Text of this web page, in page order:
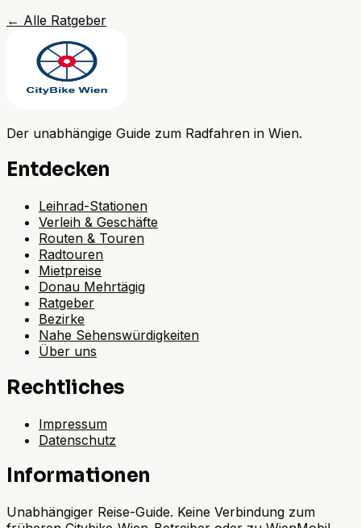
← Alle Ratgeber
Der unabhängige Guide zum Radfahren in Wien.
Entdecken
Leihrad-Stationen
Verleih & Geschäfte
Routen & Touren
Radtouren
Mietpreise
Donau Mehrtägig
Ratgeber
Bezirke
Nahe Sehenswürdigkeiten
Über uns
Rechtliches
Impressum
Datenschutz
Informationen
Unabhängiger Reise-Guide. Keine Verbindung zum